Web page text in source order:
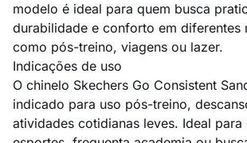
modelo é ideal para quem busca
durabilidade e conforto em diferentes
como pós-treino, viagens ou lazer.
Indicações de uso
O chinelo Skechers Go Consistent
indicado para uso pós-treino,
atividades cotidianas leves. Ideal para